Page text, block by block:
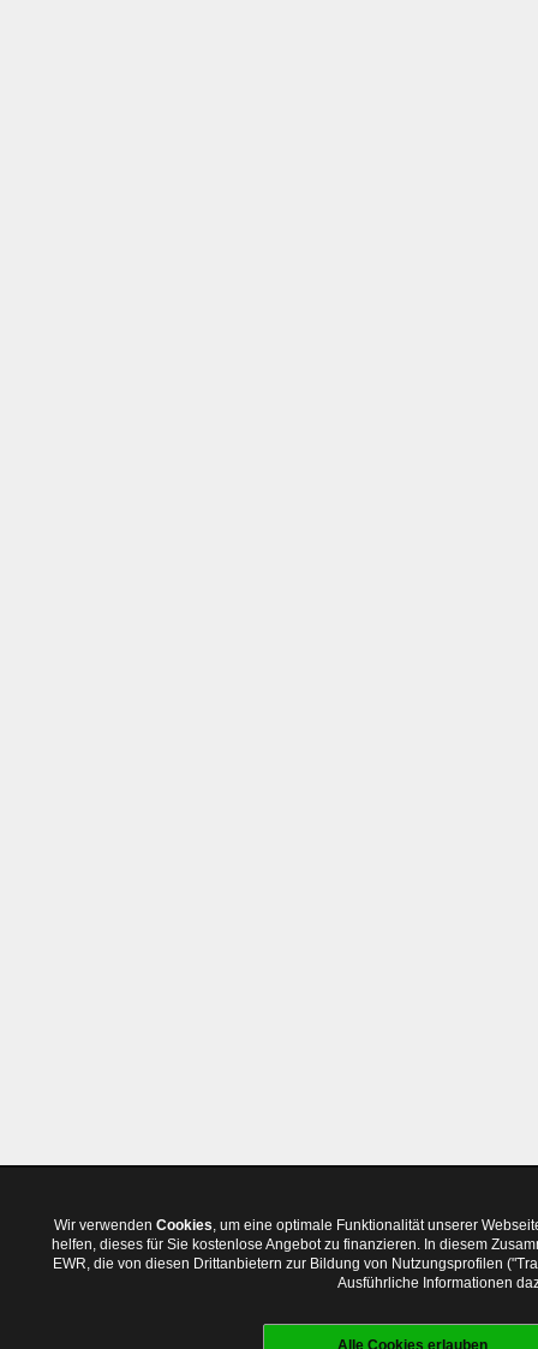
Wir verwenden Cookies, um eine optimale Funktionalität unserer
helfen, dieses für Sie kostenlose Angebot zu finanzieren. In diesem
EWR, die von diesen Drittanbietern zur Bildung von Nutzungsprofilen
Ausführliche Informationen
Alle Cookies erlauben